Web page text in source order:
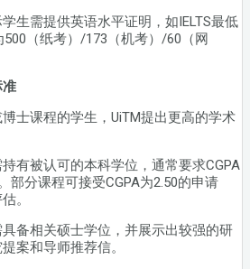
需提供英语水平证明，如IELTS最低
500（纸考）/173（机考）/60（网
课程的学生，UiTM提出更高的学术
被认可的本科学位，通常要求CGPA
部分课程可接受CGPA为2.50的申请
。
相关硕士学位，并展示出较强的研
案和导师推荐信。